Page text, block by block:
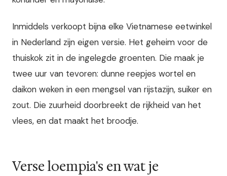
Inmiddels verkoopt bijna elke Vietnamese eetwinkel
in Nederland zijn eigen versie. Het geheim voor de
thuiskok zit in de ingelegde groenten. Die maak je
twee uur van tevoren: dunne reepjes wortel en
daikon weken in een mengsel van rijstazijn, suiker en
zout. Die zuurheid doorbreekt de rijkheid van het
vlees, en dat maakt het broodje.
Verse loempia's en wat je